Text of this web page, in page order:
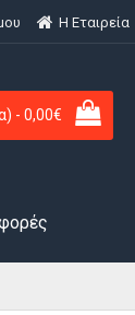
H Εταιρεία
- 0,00€